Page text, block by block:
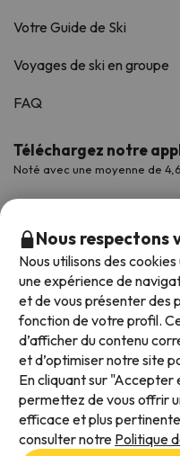
Votre Guide de Ski
Voyages de ski en groupe
FAQ
Téléchargez notre
Noté avec une moyenne de
Modes de paiement
Nous respectons
Nous utilisons des
une expérience de
et de vous présenter des
fonction de votre profil.
d’afficher du contenu
et d’optimiser notre site
En cliquant sur "Accepter
permettez de vous offrir
efficace et plus
consulter notre Politique